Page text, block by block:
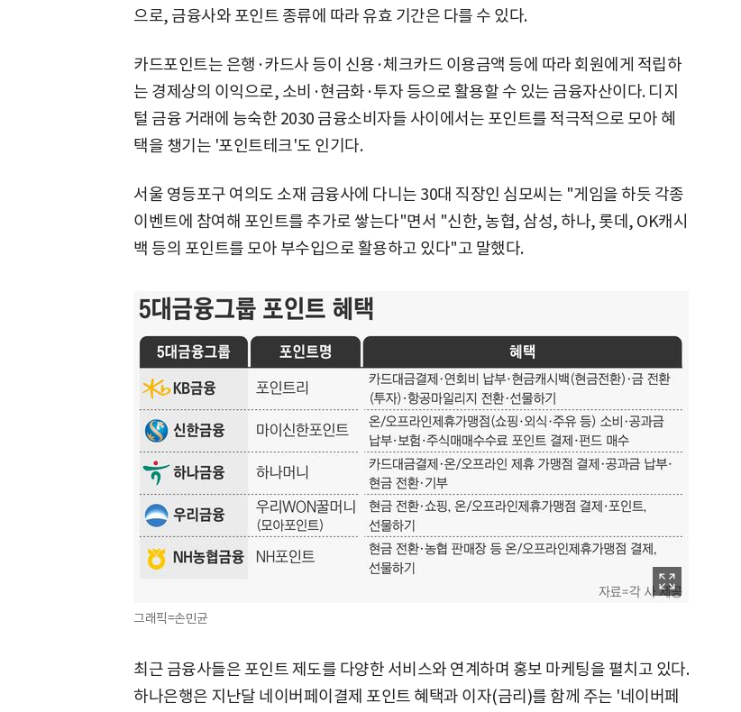
으로, 금융사와 포인트 종류에 따라 유효 기간은 다를 수 있다.
카드포인트는 은행·카드사 등이 신용·체크카드 이용금액 등에 따라 회원에게 적립하
는 경제상의 이익으로, 소비·현금화·투자 등으로 활용할 수 있는 금융자산이다. 디지
털 금융 거래에 능숙한 2030 금융소비자들 사이에서는 포인트를 적극적으로 모아 혜
택을 챙기는 '포인트테크'도 인기다.
서울 영등포구 여의도 소재 금융사에 다니는 30대 직장인 심모씨는 "게임을 하듯 각종
이벤트에 참여해 포인트를 추가로 쌓는다"면서 "신한, 농협, 삼성, 하나, 롯데, OK캐시
백 등의 포인트를 모아 부수입으로 활용하고 있다"고 말했다.
그래픽=손민균
최근 금융사들은 포인트 제도를 다양한 서비스와 연계하며 홍보 마케팅을 펼치고 있다.
하나은행은 지난달 네이버페이결제 포인트 혜택과 이자(금리)를 함께 주는 '네이버페